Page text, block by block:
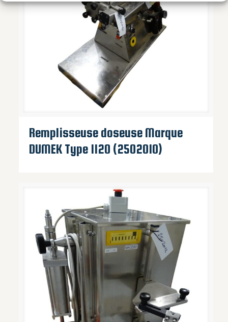
Remplisseuse doseuse Marque
DUMEK Type 1120 (2502010)